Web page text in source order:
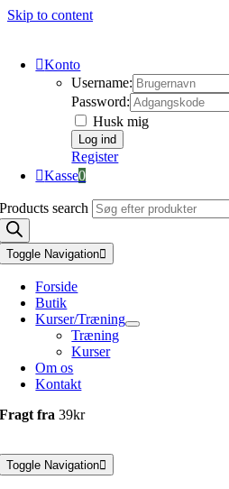
Skip to content
Konto
Username:
Password:
Husk mig
Register
Kasse0
Products search
Toggle Navigation
Forside
Butik
Kurser/Træning
Træning
Kurser
Om os
Kontakt
Fragt fra39kr
Toggle Navigation